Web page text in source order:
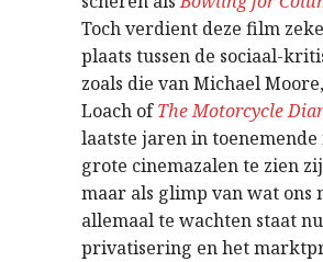
Toch verdient deze film
plaats tussen de sociaal-
zoals die van Michael
Loach ofThe Motorcycle
laatste jaren in toenemende
grote cinemazalen te zien
maar als glimp van wat ons
allemaal te wachten staat
privatisering en het